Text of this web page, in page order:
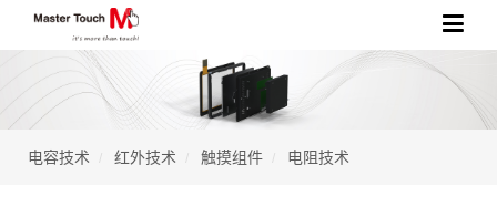
电容技术 红外技术 触摸组件 电阻技术